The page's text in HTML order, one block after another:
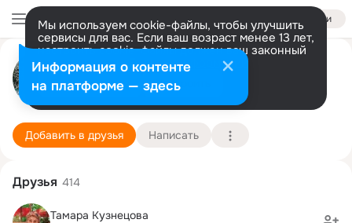
Войти
Мы используем cookie-файлы, чтобы улучшить
сервисы для вас. Если ваш возраст менее 13 лет,
настроить cookie-файлы должен ваш законный
представитель. Больше информации
Разрешить все Настроить
Антонина Кульбака (Полякова)
Енакиево 8 октября (76 лет)
Подробнее
Добавить в друзья Написать
Друзья 414
Тамара Кузнецова
Информация о контенте
на платформе — здесь